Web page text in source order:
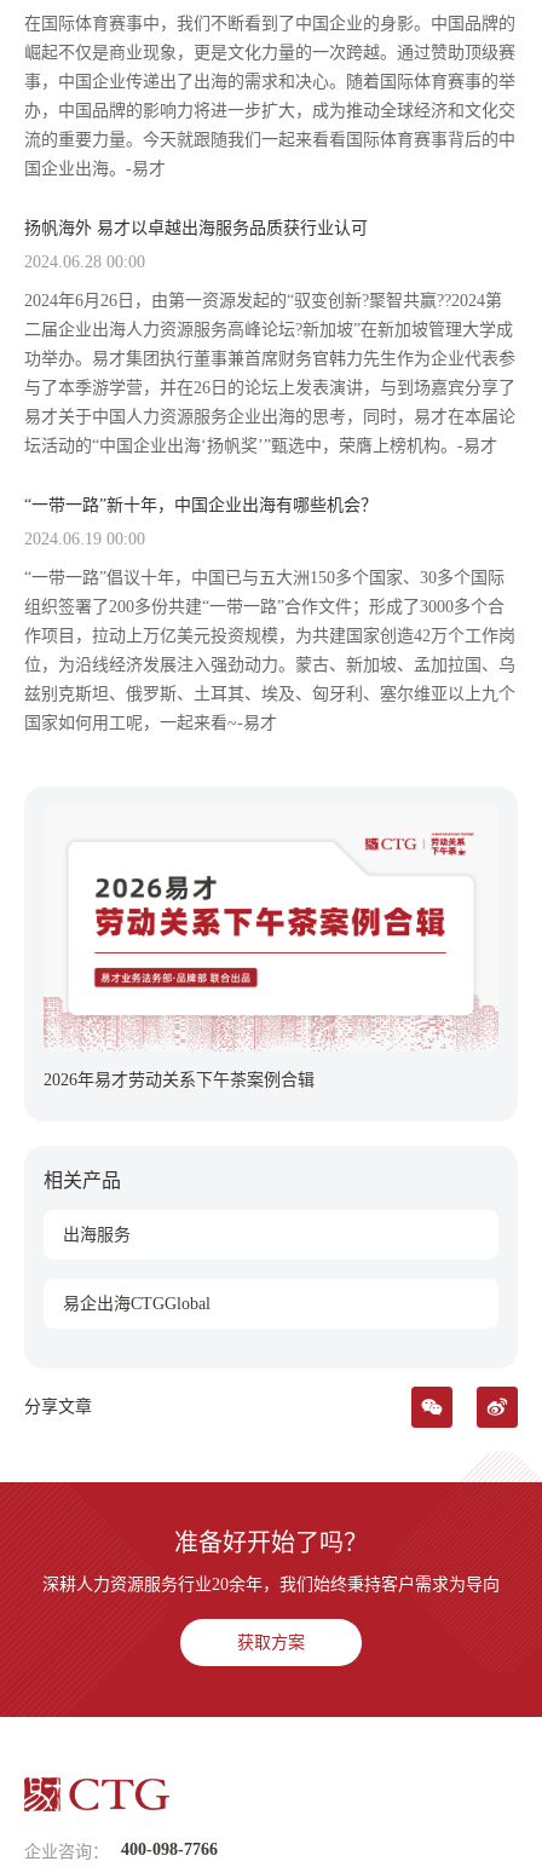
在国际体育赛事中，我们不断看到了中国企业的身影。中国品牌的
崛起不仅是商业现象，更是文化力量的一次跨越。通过赞助顶级赛
事，中国企业传递出了出海的需求和决心。随着国际体育赛事的举
办，中国品牌的影响力将进一步扩大，成为推动全球经济和文化交
流的重要力量。今天就跟随我们一起来看看国际体育赛事背后的中
国企业出海。-易才
扬帆海外 易才以卓越出海服务品质获行业认可
2024.06.28 00:00
2024年6月26日，由第一资源发起的“驭变创新?聚智共赢??2024第
二届企业出海人力资源服务高峰论坛?新加坡”在新加坡管理大学成
功举办。易才集团执行董事兼首席财务官韩力先生作为企业代表参
与了本季游学营，并在26日的论坛上发表演讲，与到场嘉宾分享了
易才关于中国人力资源服务企业出海的思考，同时，易才在本届论
坛活动的“中国企业出海‘扬帆奖’”甄选中，荣膺上榜机构。-易才
“一带一路”新十年，中国企业出海有哪些机会？
2024.06.19 00:00
“一带一路”倡议十年，中国已与五大洲150多个国家、30多个国际
组织签署了200多份共建“一带一路”合作文件；形成了3000多个合
作项目，拉动上万亿美元投资规模，为共建国家创造42万个工作岗
位，为沿线经济发展注入强劲动力。蒙古、新加坡、孟加拉国、乌
兹别克斯坦、俄罗斯、土耳其、埃及、匈牙利、塞尔维亚以上九个
国家如何用工呢，一起来看~-易才
2026年易才劳动关系下午茶案例合辑
相关产品
出海服务
易企出海CTGGlobal
分享文章
准备好开始了吗？
深耕人力资源服务行业20余年，我们始终秉持客户需求为导向
获取方案
企业咨询： 400-098-7766